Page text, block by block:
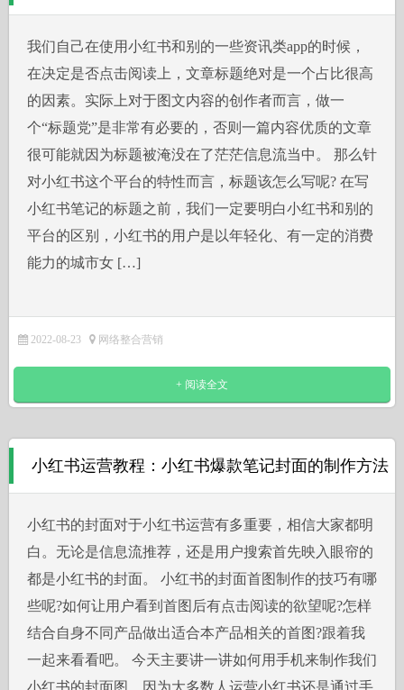
我们自己在使用小红书和别的一些资讯类app的时候，
在决定是否点击阅读上，文章标题绝对是一个占比很高
的因素。实际上对于图文内容的创作者而言，做一
个“标题党”是非常有必要的，否则一篇内容优质的文章
很可能就因为标题被淹没在了茫茫信息流当中。 那么针
对小红书这个平台的特性而言，标题该怎么写呢? 在写
小红书笔记的标题之前，我们一定要明白小红书和别的
平台的区别，小红书的用户是以年轻化、有一定的消费
能力的城市女 […]
2022-08-23 网络整合营销
+ 阅读全文
小红书运营教程：小红书爆款笔记封面的制作方法
小红书的封面对于小红书运营有多重要，相信大家都明
白。无论是信息流推荐，还是用户搜索首先映入眼帘的
都是小红书的封面。 小红书的封面首图制作的技巧有哪
些呢?如何让用户看到首图后有点击阅读的欲望呢?怎样
结合自身不同产品做出适合本产品相关的首图?跟着我
一起来看看吧。 今天主要讲一讲如何用手机来制作我们
小红书的封面图，因为大多数人运营小红书还是通过手